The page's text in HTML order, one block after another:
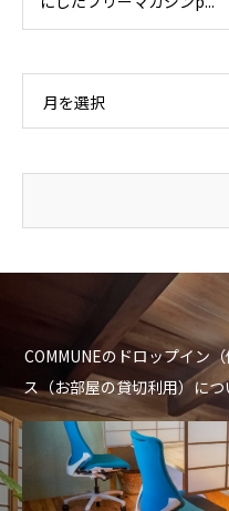
月を選択
COMMUNEのドロップイン
ス（お部屋の貸切利用）に